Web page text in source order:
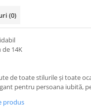
(0)
de 14K
de toate stilurile și toate
pentru persoana iubită,
produs